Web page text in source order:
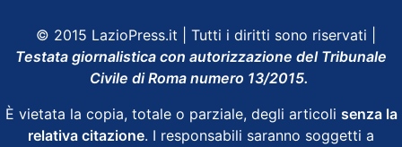
© 2015 LazioPress.it | Tutti i diritti sono riservati |
Testata giornalistica con autorizzazione del Tribunale
Civile di Roma numero 13/2015.
È vietata la copia, totale o parziale, degli articoli senza la
relativa citazione. I responsabili saranno soggetti a